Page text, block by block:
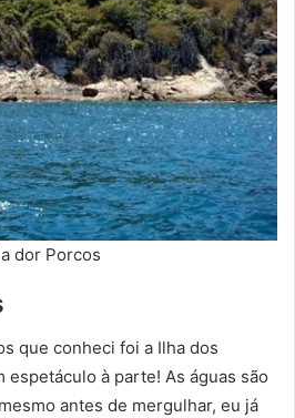
dor Porcos
que conheci foi a Ilha dos
espetáculo à parte! As águas são
antes de mergulhar, eu já